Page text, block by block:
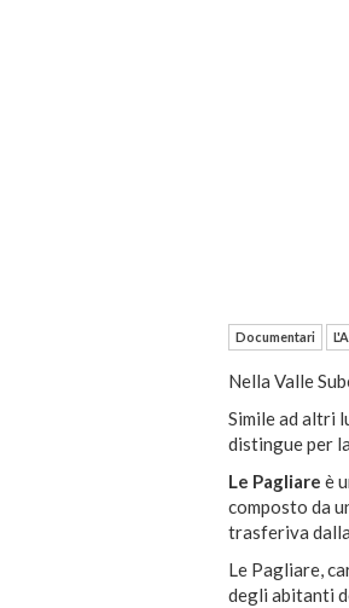
Documentari
Nella Valle
Simile ad altri
distingue per la
Le Pagliare è
composto da
trasferiva
Le Pagliare,
degli abitanti